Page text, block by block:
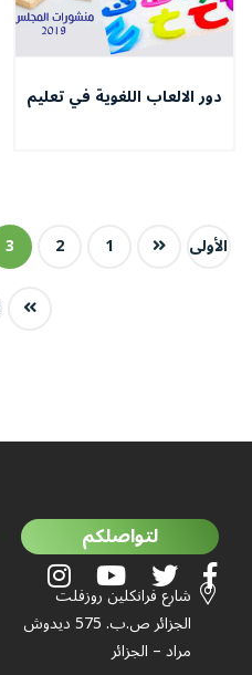
دور الالعاب اللغوية في تعليم
الأولى 1
2
3
لتواصلكم
شارع فرانكلين روزفلت
الجزائر ص.ب. 575 ديدوش
مراد – الجزائر